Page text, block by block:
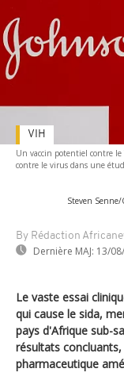
Un vaccin potentiel contre le
contre le virus dans une
Steven Senne/
By Rédaction
Dernière MAJ: 13/
VIH
Le vaste essai
qui cause le sida,
pays d'Afrique sub-
résultats
pharmaceutique